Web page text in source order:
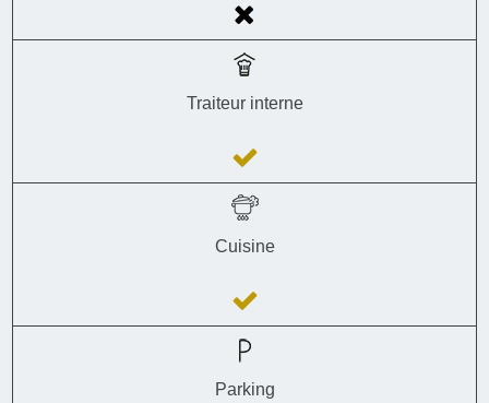
Traiteur interne
Cuisine
Parking